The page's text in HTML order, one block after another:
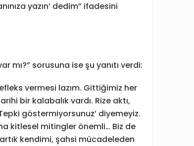
yazın’ dedim” ifadesini
mı?” sorusuna ise şu yanıtı verdi:
vermesi lazım. Gittiğimiz her
bir kalabalık vardı. Rize aktı,
göstermiyorsunuz’ diyemeyiz.
kitlesel mitingler önemli… Biz de
kendimi, şahsi mücadeleden